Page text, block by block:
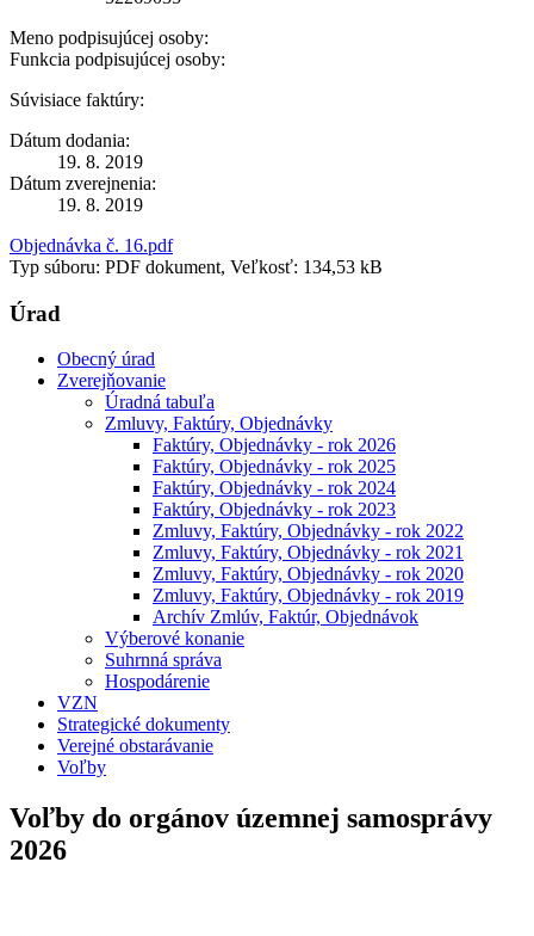
Meno podpisujúcej osoby:
Funkcia podpisujúcej osoby:
Súvisiace faktúry:
Dátum dodania:
19. 8. 2019
Dátum zverejnenia:
19. 8. 2019
Objednávka č. 16.pdf
Typ súboru: PDF dokument, Veľkosť: 134,53 kB
Úrad
Obecný úrad
Zverejňovanie
Úradná tabuľa
Zmluvy, Faktúry, Objednávky
Faktúry, Objednávky - rok 2026
Faktúry, Objednávky - rok 2025
Faktúry, Objednávky - rok 2024
Faktúry, Objednávky - rok 2023
Zmluvy, Faktúry, Objednávky - rok 2022
Zmluvy, Faktúry, Objednávky - rok 2021
Zmluvy, Faktúry, Objednávky - rok 2020
Zmluvy, Faktúry, Objednávky - rok 2019
Archív Zmlúv, Faktúr, Objednávok
Výberové konanie
Suhrnná správa
Hospodárenie
VZN
Strategické dokumenty
Verejné obstarávanie
Voľby
Voľby do orgánov územnej samosprávy
2026